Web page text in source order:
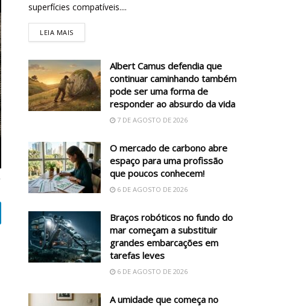
superfícies compatíveis....
LEIA MAIS
Albert Camus defendia que
continuar caminhando também
pode ser uma forma de
responder ao absurdo da vida
7 DE AGOSTO DE 2026
O mercado de carbono abre
espaço para uma profissão
que poucos conhecem!
6 DE AGOSTO DE 2026
Braços robóticos no fundo do
mar começam a substituir
grandes embarcações em
tarefas leves
6 DE AGOSTO DE 2026
A umidade que começa no